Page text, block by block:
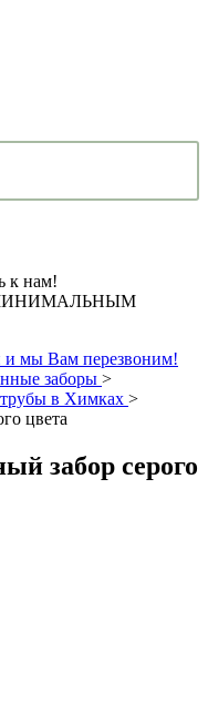
к нам!
и мы Вам перезвоним!
заборы >
в Химках >
цвета
забор серого